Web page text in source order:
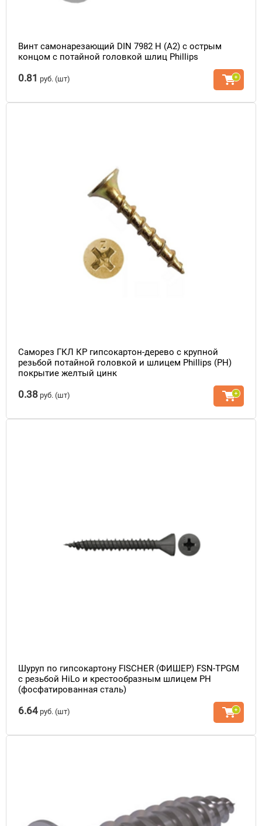
Винт самонарезающий DIN 7982 H (A2) с острым
концом с потайной головкой шлиц Phillips
0.81 руб. (шт)
Саморез ГКЛ КР гипсокартон-дерево с крупной
резьбой потайной головкой и шлицем Phillips (PH)
покрытие желтый цинк
0.38 руб. (шт)
Шуруп по гипсокартону FISCHER (ФИШЕР) FSN-TPGM
с резьбой HiLo и крестообразным шлицем PH
(фосфатированная сталь)
6.64 руб. (шт)